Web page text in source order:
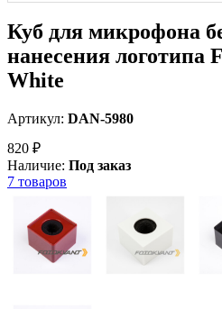
Куб для микрофона
нанесения логотипа
White
Артикул: DAN-5980
820 ₽
Наличие: Под заказ
7 товаров